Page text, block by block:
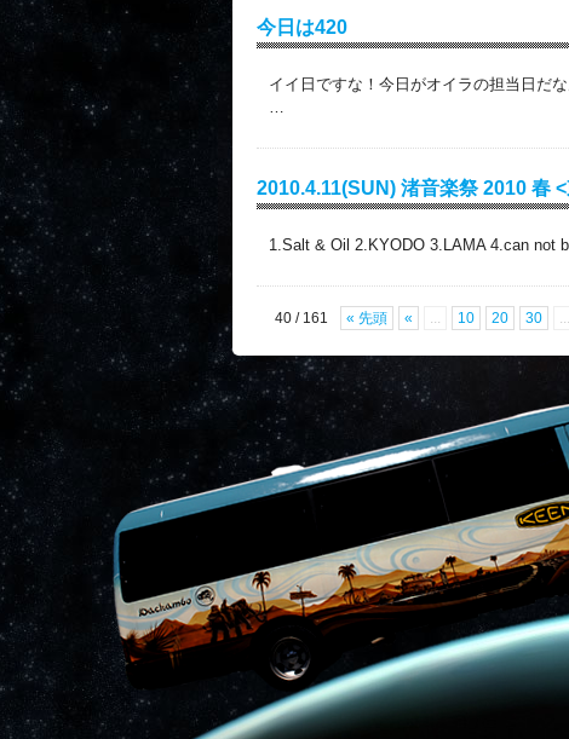
今日は420
イイ日ですな！今日がオイラの担当日だ
…
2010.4.11(SUN) 渚音楽祭 2010 春
1.Salt & Oil 2.KYODO 3.LAMA 4.can not
40 / 161 « 先頭 « ... 10 20 30 ...